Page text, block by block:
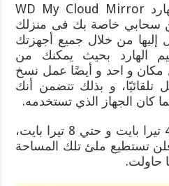
من خلال الجيل الثاني لهارد WD My Cloud Mirror
سحابي خاصة بك فى منزلك
من خلال جميع أجهزتك
الهارد بحيث يمكنك من
مكان و احد و أيضًا عمل نسخ
تلقائيًا، و بذلك تتضمن أنك
كان الجهاز الذي تستخدمه.
و يتوفر بمساحة تخزينية 4 تيرا بايت و حتي 8 تيرا بايت،
تستطيع ملئ تلك المساحة
حاولت.